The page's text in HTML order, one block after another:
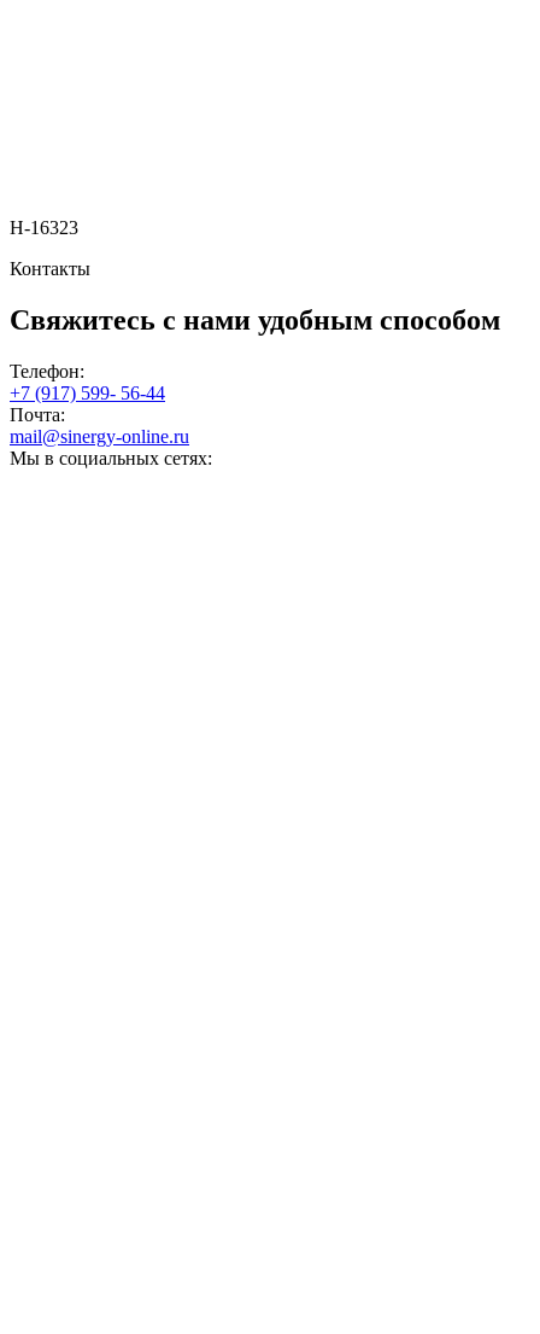
H-16323
Контакты
Свяжитесь с нами удобным способом
Телефон:
+7 (917) 599- 56-44
Почта:
mail@sinergy-online.ru
Мы в социальных сетях: